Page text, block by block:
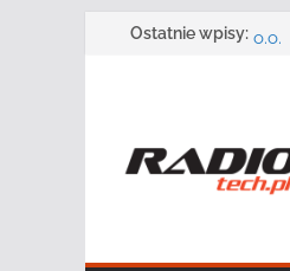
PrzejdźOstatnie wpisy: